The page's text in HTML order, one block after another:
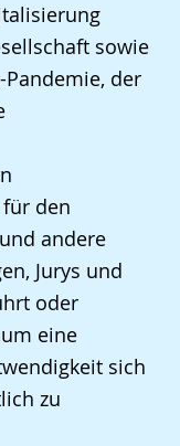
sowie
der
den
andere
Jurys und
oder
eine
sich
zu